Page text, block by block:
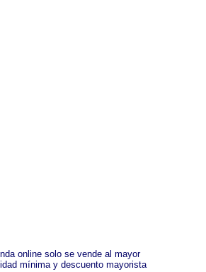
online solo se vende al mayor
mínima y descuento mayorista